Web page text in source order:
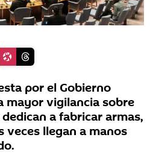
por el Gobierno
mayor vigilancia sobre
a fabricar armas,
veces llegan a manos